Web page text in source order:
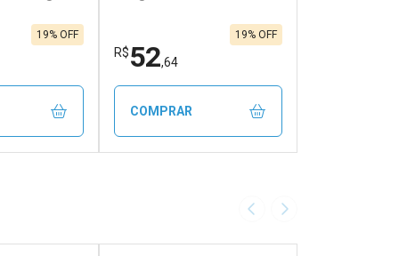
19% OFF
R$52,64
19% OFF
COMPRAR
Imagem Anterior
Próxima Imagem